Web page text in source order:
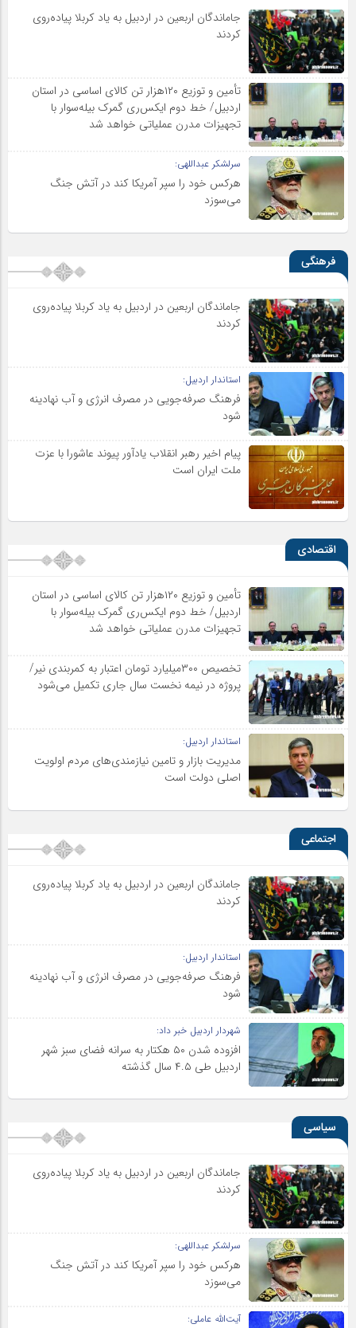
جاماندگان اربعین در اردبیل به یاد کربلا پیاده‌روی
کردند
تأمین و توزیع ۱۲۰هزار تن کالای اساسی در استان
اردبیل/ خط دوم ایکس‌ری گمرک بیله‌سوار با
تجهیزات مدرن عملیاتی خواهد شد
سرلشکر عبداللهی:
هرکس خود را سپر آمریکا کند در آتش جنگ
می‌سوزد
فرهنگی
جاماندگان اربعین در اردبیل به یاد کربلا پیاده‌روی
کردند
استاندار اردبیل:
فرهنگ صرفه‌جویی در مصرف انرژی و آب نهادینه
شود
پیام اخیر رهبر انقلاب یادآور پیوند عاشورا با عزت
ملت ایران است
اقتصادی
تأمین و توزیع ۱۲۰هزار تن کالای اساسی در استان
اردبیل/ خط دوم ایکس‌ری گمرک بیله‌سوار با
تجهیزات مدرن عملیاتی خواهد شد
تخصیص ۳۰۰میلیارد تومان اعتبار به کمربندی نیر/
پروژه در نیمه نخست سال جاری تکمیل می‌شود
استاندار اردبیل:
مدیریت بازار و تامین نیازمندی‌های مردم اولویت‌
اصلی دولت است
اجتماعی
جاماندگان اربعین در اردبیل به یاد کربلا پیاده‌روی
کردند
استاندار اردبیل:
فرهنگ صرفه‌جویی در مصرف انرژی و آب نهادینه
شود
شهردار اردبیل خبر داد:
افزوده شدن ۵۰ هکتار به سرانه فضای سبز شهر
اردبیل طی ۴.۵ سال گذشته
سیاسی
جاماندگان اربعین در اردبیل به یاد کربلا پیاده‌روی
کردند
سرلشکر عبداللهی:
هرکس خود را سپر آمریکا کند در آتش جنگ
می‌سوزد
آیت‌الله عاملی: